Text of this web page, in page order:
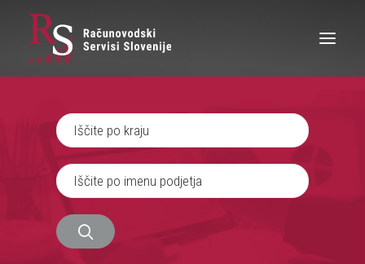
IŠČEM RAČUNOVODJO
SEM RAČUNOVODJA
ZAPOSLITEV